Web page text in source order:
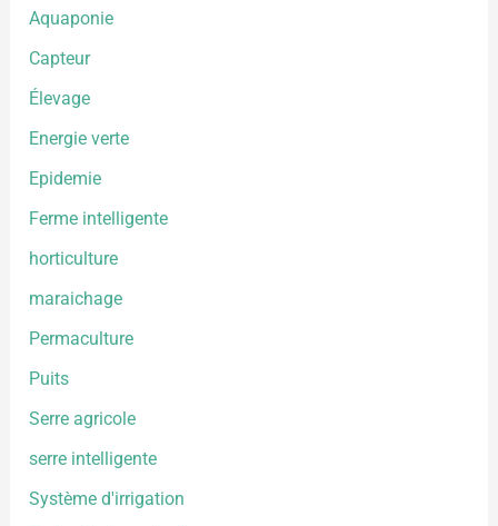
Aquaponie
Capteur
Élevage
Energie verte
Epidemie
Ferme intelligente
horticulture
maraichage
Permaculture
Puits
Serre agricole
serre intelligente
Système d'irrigation